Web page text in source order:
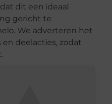
dit een ideaal
gericht te
We adverteren het
deelacties, zodat